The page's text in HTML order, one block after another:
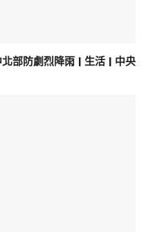
部防劇烈降雨 | 生活 | 中央